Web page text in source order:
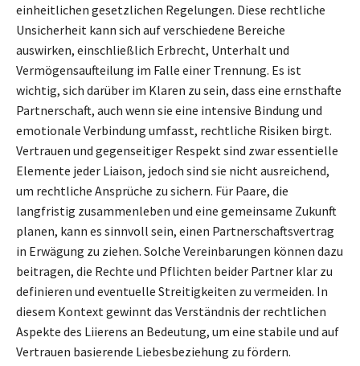
einheitlichen gesetzlichen Regelungen. Diese rechtliche
Unsicherheit kann sich auf verschiedene Bereiche
auswirken, einschließlich Erbrecht, Unterhalt und
Vermögensaufteilung im Falle einer Trennung. Es ist
wichtig, sich darüber im Klaren zu sein, dass eine ernsthafte
Partnerschaft, auch wenn sie eine intensive Bindung und
emotionale Verbindung umfasst, rechtliche Risiken birgt.
Vertrauen und gegenseitiger Respekt sind zwar essentielle
Elemente jeder Liaison, jedoch sind sie nicht ausreichend,
um rechtliche Ansprüche zu sichern. Für Paare, die
langfristig zusammenleben und eine gemeinsame Zukunft
planen, kann es sinnvoll sein, einen Partnerschaftsvertrag
in Erwägung zu ziehen. Solche Vereinbarungen können dazu
beitragen, die Rechte und Pflichten beider Partner klar zu
definieren und eventuelle Streitigkeiten zu vermeiden. In
diesem Kontext gewinnt das Verständnis der rechtlichen
Aspekte des Liierens an Bedeutung, um eine stabile und auf
Vertrauen basierende Liebesbeziehung zu fördern.